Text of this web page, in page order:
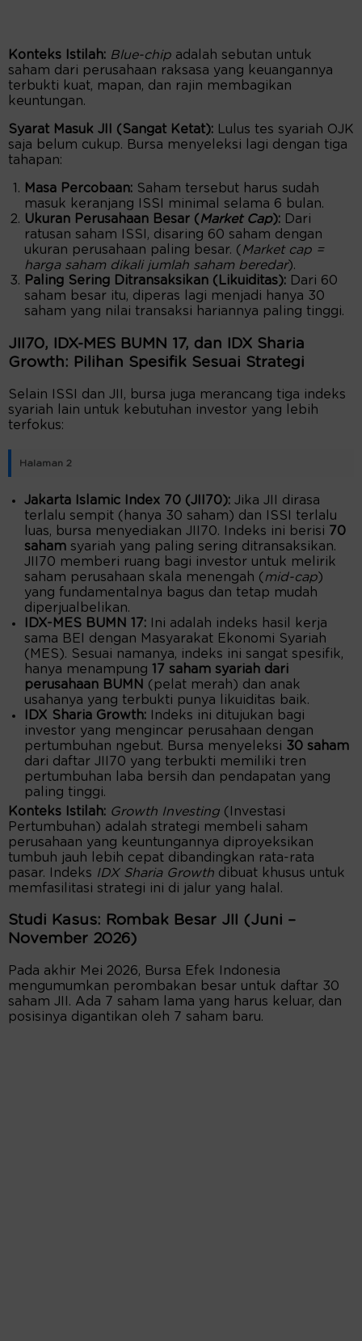
Konteks Istilah: Blue-chip adalah sebutan untuk
saham dari perusahaan raksasa yang keuangannya
terbukti kuat, mapan, dan rajin membagikan
keuntungan.
Syarat Masuk JII (Sangat Ketat): Lulus tes syariah OJK
saja belum cukup. Bursa menyeleksi lagi dengan tiga
tahapan:
Masa Percobaan: Saham tersebut harus sudah
masuk keranjang ISSI minimal selama 6 bulan.
Ukuran Perusahaan Besar (Market Cap): Dari
ratusan saham ISSI, disaring 60 saham dengan
ukuran perusahaan paling besar. ( Market cap =
harga saham dikali jumlah saham beredar).
Paling Sering Ditransaksikan (Likuiditas): Dari 60
saham besar itu, diperas lagi menjadi hanya 30
saham yang nilai transaksi hariannya paling tinggi.
JII70, IDX-MES BUMN 17, dan IDX Sharia
Growth: Pilihan Spesifik Sesuai Strategi
Selain ISSI dan JII, bursa juga merancang tiga indeks
syariah lain untuk kebutuhan investor yang lebih
terfokus:
Halaman 2
Jakarta Islamic Index 70 (JII70): Jika JII dirasa
terlalu sempit (hanya 30 saham) dan ISSI terlalu
luas, bursa menyediakan JII70. Indeks ini berisi 70
saham syariah yang paling sering ditransaksikan.
JII70 memberi ruang bagi investor untuk melirik
saham perusahaan skala menengah ( mid-cap)
yang fundamentalnya bagus dan tetap mudah
diperjualbelikan.
IDX-MES BUMN 17: Ini adalah indeks hasil kerja
sama BEI dengan Masyarakat Ekonomi Syariah
(MES). Sesuai namanya, indeks ini sangat spesifik,
hanya menampung 17 saham syariah dari
perusahaan BUMN (pelat merah) dan anak
usahanya yang terbukti punya likuiditas baik.
IDX Sharia Growth: Indeks ini ditujukan bagi
investor yang mengincar perusahaan dengan
pertumbuhan ngebut. Bursa menyeleksi 30 saham
dari daftar JII70 yang terbukti memiliki tren
pertumbuhan laba bersih dan pendapatan yang
paling tinggi.
Konteks Istilah: Growth Investing (Investasi
Pertumbuhan) adalah strategi membeli saham
perusahaan yang keuntungannya diproyeksikan
tumbuh jauh lebih cepat dibandingkan rata-rata
pasar. Indeks IDX Sharia Growth dibuat khusus untuk
memfasilitasi strategi ini di jalur yang halal.
Studi Kasus: Rombak Besar JII (Juni –
November 2026)
Pada akhir Mei 2026, Bursa Efek Indonesia
mengumumkan perombakan besar untuk daftar 30
saham JII. Ada 7 saham lama yang harus keluar, dan
posisinya digantikan oleh 7 saham baru.